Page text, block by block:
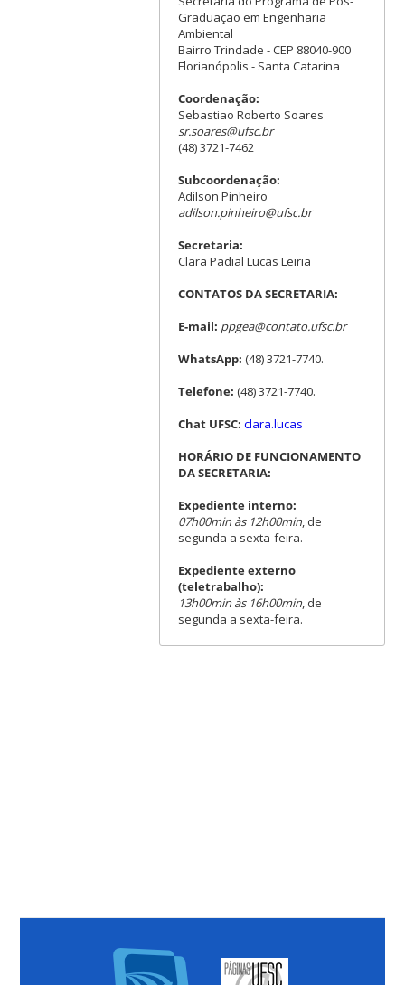
Graduação em Engenharia
Ambiental
Bairro Trindade - CEP 88040-900
Florianópolis - Santa Catarina
Coordenação:
Sebastiao Roberto Soares
sr.soares@ufsc.br
(48) 3721-7462
Subcoordenação:
Adilson Pinheiro
adilson.pinheiro@ufsc.br
Secretaria:
Clara Padial Lucas Leiria
CONTATOS DA SECRETARIA:
E-mail: ppgea@contato.ufsc.br
WhatsApp: (48) 3721-7740.
Telefone: (48) 3721-7740.
Chat UFSC: clara.lucas
HORÁRIO DE FUNCIONAMENTO
DA SECRETARIA:
Expediente interno:
07h00min às 12h00min, de
segunda a sexta-feira.
Expediente externo
(teletrabalho):
13h00min às 16h00min, de
segunda a sexta-feira.